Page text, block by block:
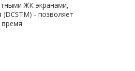
ЖК-экранами,
- позволяет
время